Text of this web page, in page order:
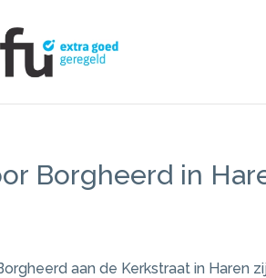
Borgheerd in
aan de Kerkstraat in Haren